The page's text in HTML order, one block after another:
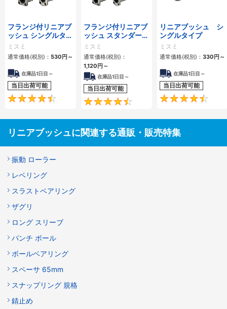
フランジ付リニアブ
ッシュ シングルタイ
プ/逆ザグリ穴タイ
プ
ミスミ
通常価格(税別)： 530 円 ～
在庫品1日目～
当日出荷可能
4.7
フランジ付リニアブ
ッシュ スタンダード
タイプ ダブル
ミスミ
通常価格(税別)：
1,120 円 ～
在庫品1日目～
当日出荷可能
4.5
リニアブッシュ シ
ングルタイプ
ミスミ
通常価格(税別)： 330 円 ～
在庫品1日目～
当日出荷可能
リニアブッシュに関連する通販・販売特集
振動 ローラー
レベリング
スラストベアリング
ザグリ
ロング スリーブ
パンチ ボール
ボールベアリング
スペーサ 65mm
スナップリング 規格
錆止め